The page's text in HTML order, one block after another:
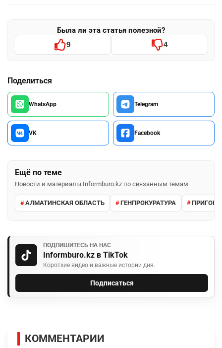
Была ли эта статья полезной?
9 4
Поделиться
WhatsApp Telegram
VK Facebook
Ещё по теме
Новости и материалы Informburo.kz по связанным темам
АЛМАТИНСКАЯ ОБЛАСТЬ ГЕНПРОКУРАТУРА
ПОДПИШИТЕСЬ НА НАС
Informburo.kz в TikTok
Короткие видео и важные истории дня.
Подписаться
КОММЕНТАРИИ